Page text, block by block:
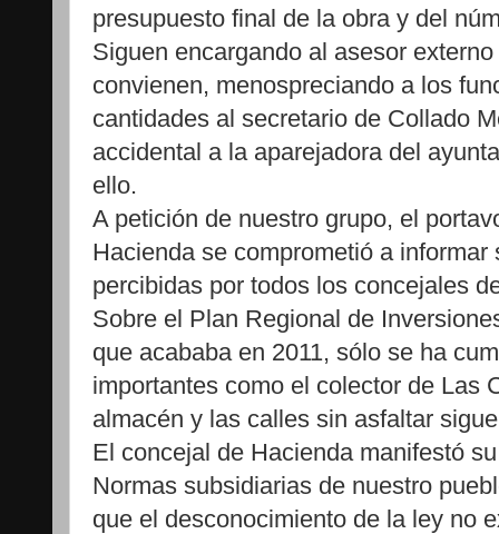
presupuesto final de la obra y del
Siguen encargando al asesor
convienen, menospreciando a los
cantidades al secretario de Collado
accidental a la aparejadora del
ello.
A petición de nuestro grupo, el
Hacienda se comprometió a informar
percibidas por todos los concejales
Sobre el Plan Regional de
que acababa en 2011, sólo se ha
importantes como el colector de Las
almacén y las calles sin asfaltar
El concejal de Hacienda manifestó
Normas subsidiarias de nuestro
que el desconocimiento de la ley no